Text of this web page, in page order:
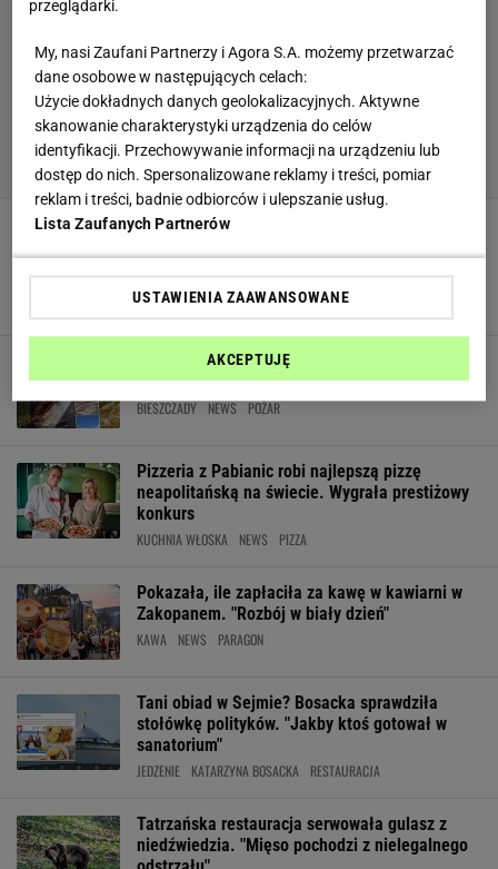
znika z Polski. "Staliśmy się ofiarą własnego
sukcesu"
JEDZENIE LOKALE MAZOWIECKIE
Spłonęła najsłynniejsza karczma w
Bieszczadach. "Straciliśmy dach nad głową"
BIESZCZADY NEWS POŻAR
Pizzeria z Pabianic robi najlepszą pizzę
neapolitańską na świecie. Wygrała prestiżowy
konkurs
KUCHNIA WŁOSKA NEWS PIZZA
Pokazała, ile zapłaciła za kawę w kawiarni w
Zakopanem. "Rozbój w biały dzień"
KAWA NEWS PARAGON
Tani obiad w Sejmie? Bosacka sprawdziła
stołówkę polityków. "Jakby ktoś gotował w
sanatorium"
JEDZENIE KATARZYNA BOSACKA RESTAURACJA
Tatrzańska restauracja serwowała gulasz z
niedźwiedzia. "Mięso pochodzi z nielegalnego
przeglądarki.
My, nasi Zaufani Partnerzy i Agora S.A. możemy przetwarzać
dane osobowe w następujących celach:
Użycie dokładnych danych geolokalizacyjnych. Aktywne
skanowanie charakterystyki urządzenia do celów
identyfikacji. Przechowywanie informacji na urządzeniu lub
dostęp do nich. Spersonalizowane reklamy i treści, pomiar
reklam i treści, badnie odbiorców i ulepszanie usług.
Lista Zaufanych Partnerów
USTAWIENIA ZAAWANSOWANE
AKCEPTUJĘ